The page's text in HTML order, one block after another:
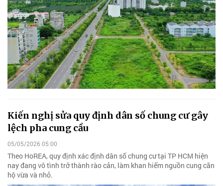
Kiến nghị sửa quy định dân số chung cư gây
lệch pha cung cầu
05/05/2026 05:00
Theo HoREA, quy định xác định dân số chung cư tại TP HCM hiện
nay đang vô tình trở thành rào cản, làm khan hiếm nguồn cung căn
hộ vừa và nhỏ.